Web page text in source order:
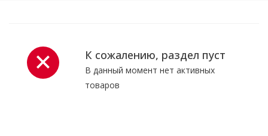
К сожалению, раздел пуст
В данный момент нет активных
товаров